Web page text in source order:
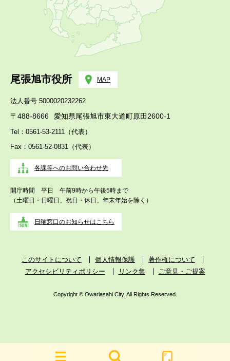
尾張旭市役所 MAP
法人番号 5000020232262
〒488-8666 愛知県尾張旭市東大道町原田2600-1
Tel：0561-53-2111（代表）
Fax：0561-52-0831（代表）
各課等へのお問い合わせ先
開庁時間 平日 午前9時から午後5時まで
（土曜日・日曜日、祝日・休日、年末年始を除く）
日曜窓口のお知らせはこちら
このサイトについて 個人情報保護
著作権について
アクセシビリティポリシー
リンク集 ご意見・ご提案
Copyright © Owariasahi City. All Rights Reserved.